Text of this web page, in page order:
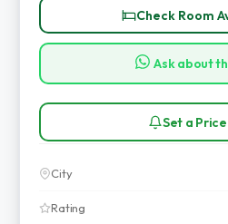
Check Room
Ask about
Set a
City
Rating